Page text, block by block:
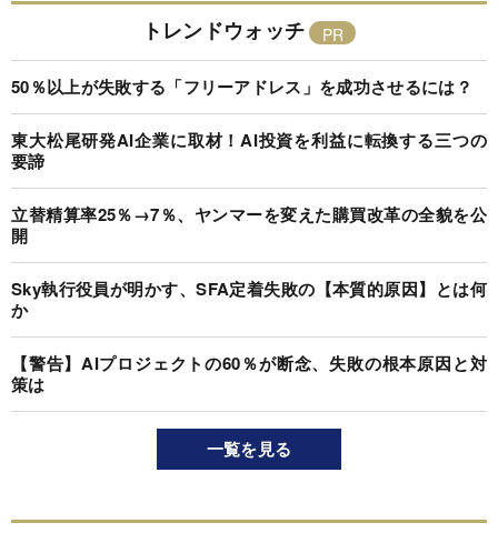
トレンドウォッチ
50％以上が失敗する「フリーアドレス」を成功させるには？
東大松尾研発AI企業に取材！AI投資を利益に転換する三つの
要諦
立替精算率25％→7％、ヤンマーを変えた購買改革の全貌を公
開
Sky執行役員が明かす、SFA定着失敗の【本質的原因】とは何
か
【警告】AIプロジェクトの60％が断念、失敗の根本原因と対
策は
一覧を見る